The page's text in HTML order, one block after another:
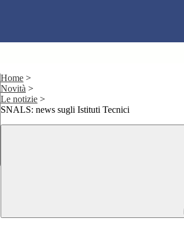
Home >
Novità >
Le notizie >
SNALS: news sugli Istituti Tecnici